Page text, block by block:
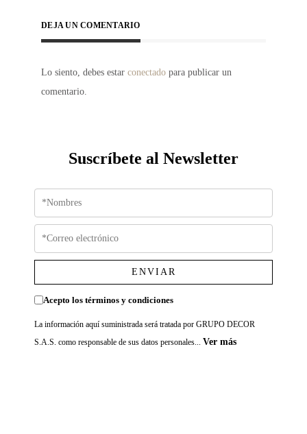
DEJA UN COMENTARIO
Lo siento, debes estar conectado para publicar un
comentario.
Suscríbete al Newsletter
ENVIAR
Acepto los términos y condiciones
La información aquí suministrada será tratada por GRUPO DECOR
S.A.S. como responsable de sus datos personales... Ver más